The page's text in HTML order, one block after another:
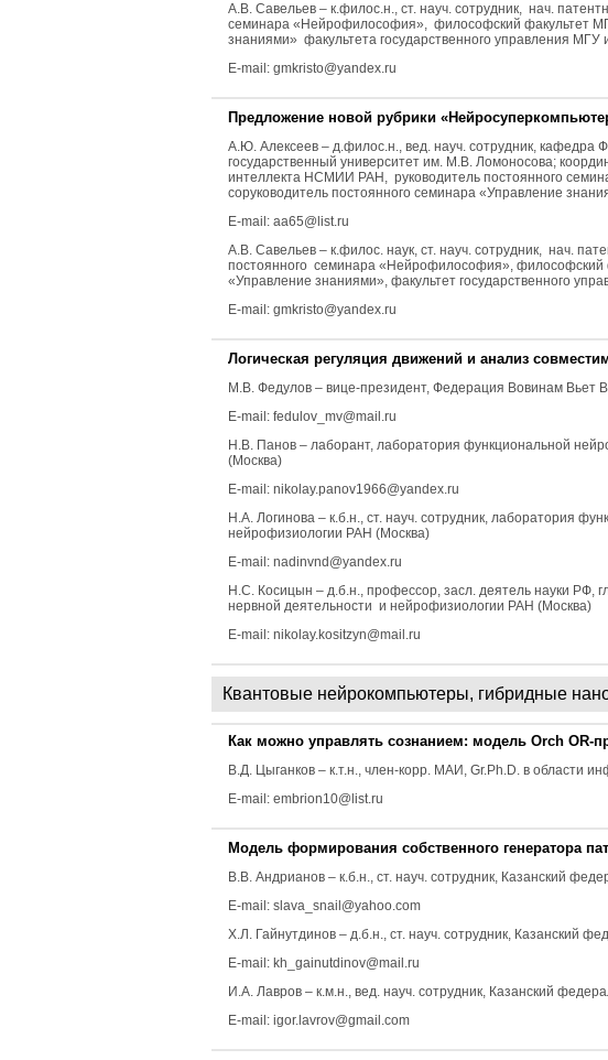
А.В. Савельев – к.филос.н., ст. науч. сотрудник, нач.
семинара «Нейрофилософия», философский факультет
знаниями» факультета государственного управления
E-mail: gmkristo@yandex.ru
Предложение новой рубрики
А.Ю. Алексеев – д.филос.н., вед. науч. сотрудник, кафедра
государственный университет им. М.В. Ломоносова;
интеллекта НСМИИ РАН, руководитель постоянного
соруководитель постоянного семинара «Управление
E-mail: aa65@list.ru
А.В. Савельев – к.филос. наук, ст. науч. сотрудник, нач.
постоянного семинара «Нейрофилософия», философский
«Управление знаниями», факультет государственного
E-mail: gmkristo@yandex.ru
Логическая регуляция движений и анализ
М.В. Федулов – вице-президент, Федерация Вовинам Вьет
E-mail: fedulov_mv@mail.ru
Н.В. Панов – лаборант, лаборатория функциональной
(Москва)
E-mail: nikolay.panov1966@yandex.ru
Н.А. Логинова – к.б.н., ст. науч. сотрудник, лаборатория
нейрофизиологии РАН (Москва)
E-mail: nadinvnd@yandex.ru
Н.С. Косицын – д.б.н., профессор, засл. деятель науки РФ,
нервной деятельности и нейрофизиологии РАН (Москва)
E-mail: nikolay.kositzyn@mail.ru
Квантовые нейрокомпьютеры, гибридные
Как можно управлять сознанием: модель Orch OR-
В.Д. Цыганков – к.т.н., член-корр. МАИ, Gr.Ph.D. в области
E-mail: embrion10@list.ru
Модель формирования собственного генератора
В.В. Андрианов – к.б.н., ст. науч. сотрудник, Казанский
E-mail: slava_snail@yahoo.com
Х.Л. Гайнутдинов – д.б.н., ст. науч. сотрудник, Казанский
E-mail: kh_gainutdinov@mail.ru
И.А. Лавров – к.м.н., вед. науч. сотрудник, Казанский
E-mail: igor.lavrov@gmail.com